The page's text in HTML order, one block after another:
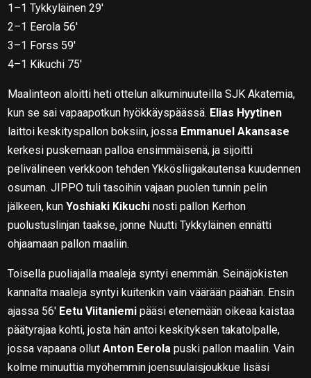
1–1 Tykkyläinen 29′
2–1 Eerola 56′
3–1 Forss 59′
4–1 Kikuchi 75′
Maalinteon aloitti heti ottelun alkuminuuteilla SJK Akatemia,
kun se sai vapaapotkun hyökkäyspäässä. Elias Hyytinen
laittoi keskityspallon boksiin, jossa Emmanuel Akansase
kerkesi puskemaan palloa ensimmäisenä, ja sijoitti
pelivälineen verkkoon tehden Ykkösliigakautensa kuudennen
osuman. JIPPO tuli tasoihin vajaan puolen tunnin pelin
jälkeen, kunYoshiaki Kikuchi nosti pallon Kerhon
puolustuslinjan taakse, jonne Nuutti Tykkyläinen ennätti
ohjaamaan pallon maaliin.
Toisella puoliajalla maaleja syntyi enemmän. Seinäjokisten
kannalta maaleja syntyi kuitenkin vain väärään päähän. Ensin
ajassa 56′ Eetu Viitaniemi pääsi etenemään oikeaa kaistaa
päätyrajaa kohti, josta hän antoi keskityksen takatolpalle,
jossa vapaana ollutAnton Eerola puski pallon maaliin. Vain
kolme minuuttia myöhemmin joensuulaisjoukkue lisäsi